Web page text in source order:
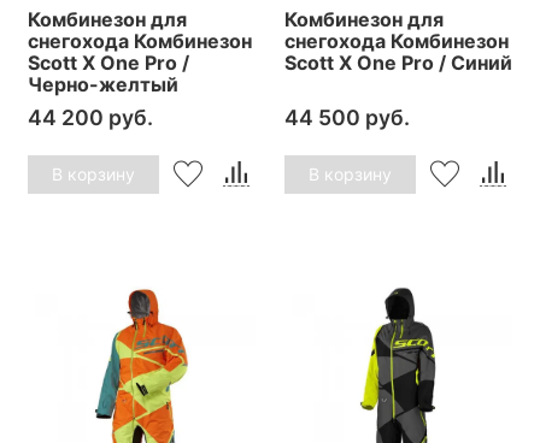
Комбинезон для
снегохода Комбинезон
Scott X One Pro /
Черно-желтый
44 200 руб.
В корзину
Комбинезон для
снегохода Комбинезон
Scott X One Pro / Синий
44 500 руб.
В корзину